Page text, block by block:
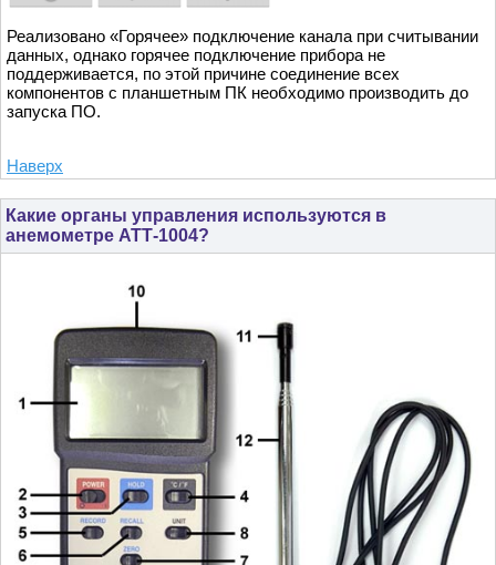
Реализовано «Горячее» подключение канала при считывании
данных, однако горячее подключение прибора не
поддерживается, по этой причине соединение всех
компонентов с планшетным ПК необходимо производить до
запуска ПО.
Наверх
Какие органы управления используются в
анемометре АТТ-1004?